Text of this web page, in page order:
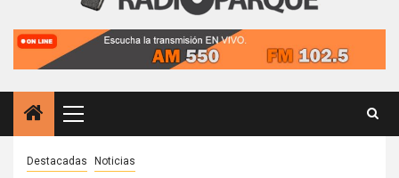
Menú
principal
Destacadas Noticias